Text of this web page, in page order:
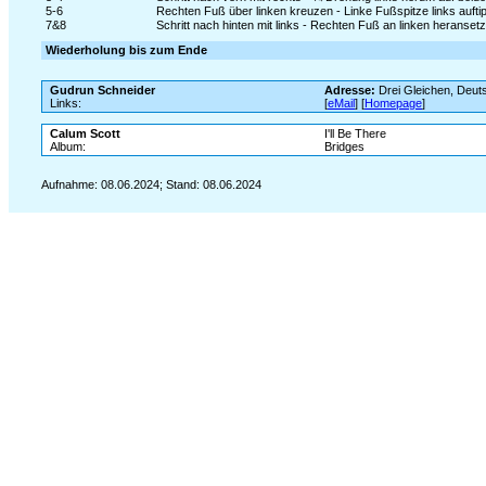
5-6
Rechten Fuß über linken kreuzen - Linke Fußspitze links
7&8
Schritt nach hinten mit links - Rechten Fuß an linken
Wiederholung bis zum Ende
Gudrun Schneider Adresse: Drei Gleichen,
Links:
[eMail] [Homepage]
Calum Scott
I'll Be There
Album:
Bridges
Aufnahme: 08.06.2024; Stand: 08.06.2024